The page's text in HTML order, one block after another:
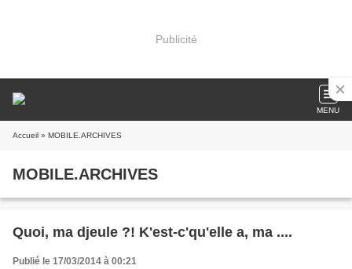
Publicité
MENU
Accueil » MOBILE.ARCHIVES
MOBILE.ARCHIVES
Quoi, ma djeule ?! K'est-c'qu'elle a, ma ....
Publié le 17/03/2014 à 00:21